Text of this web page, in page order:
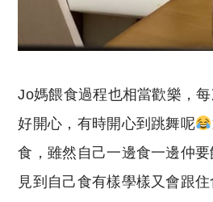
Jo媽餵食過程也相當歡樂，
好開心，有時開心到跳舞呢
食，雖然自己一邊食一邊仲
見到自己食有樣學樣又會跟